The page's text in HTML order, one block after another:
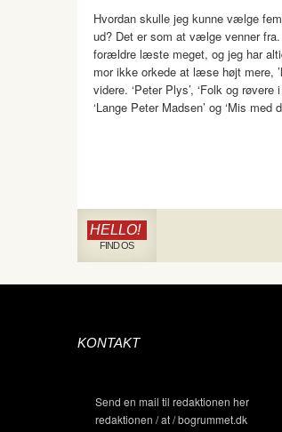
Hvordan skulle jeg kunne vælge
ud? Det er som at vælge venner
forældre læste meget, og jeg har
mor ikke orkede at læse højt mere,
videre. ‘Peter Plys’, ‘Folk og røvere
‘Lange Peter Madsen’ og ‘Mis
HELLO!
FIND OS
KONTAKT
Send en mail til redaktionen her
redaktionen / at / bogrummet.dk